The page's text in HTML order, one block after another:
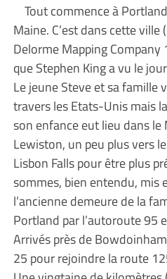
Tout commence à
Maine. C’est dans cette
Delorme Mapping
que Stephen King a vu le
Le jeune Steve et sa famille
travers les Etats-Unis mais
son enfance eut lieu dans
Lewiston, un peu plus vers
Lisbon Falls pour être plus
sommes, bien entendu, mis
l’ancienne demeure de la
Portland par l’autoroute 95
Arrivés près de
25 pour rejoindre la route